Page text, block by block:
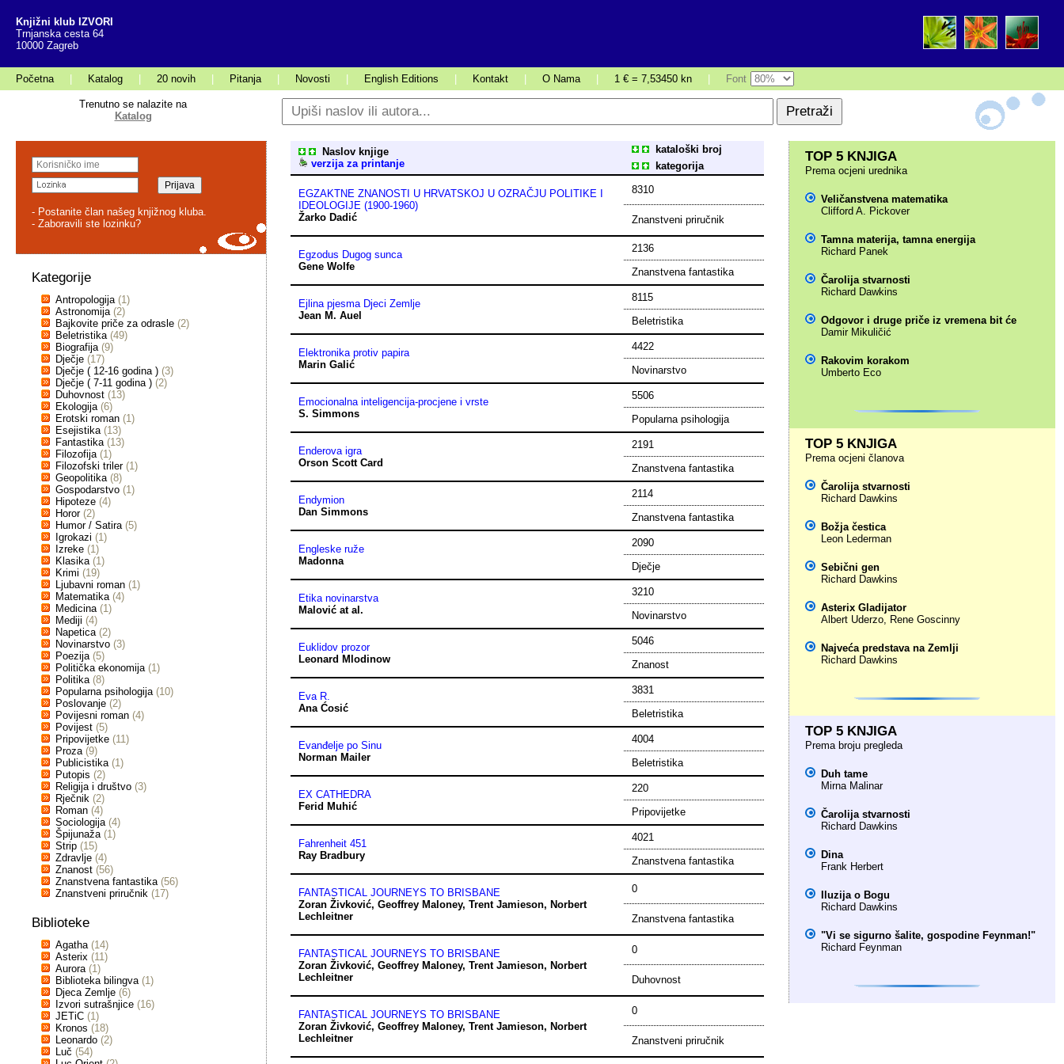
Knjižni klub IZVORI
Trnjanska cesta 64
10000 Zagreb
Početna Katalog 20 novih Pitanja Novosti English Editions Kontakt O Nama 1 € = 7,53450 kn Font
Trenutno se nalazite na
Katalog
- Postanite član našeg knjižnog kluba.
- Zaboravili ste lozinku?
Kategorije
Antropologija (1)
Astronomija (2)
Bajkovite priče za odrasle (2)
Beletristika (49)
Biografija (9)
Dječje (17)
Dječje ( 12-16 godina ) (3)
Dječje ( 7-11 godina ) (2)
Duhovnost (13)
Ekologija (6)
Erotski roman (1)
Esejistika (13)
Fantastika (13)
Filozofija (1)
Filozofski triler (1)
Geopolitika (8)
Gospodarstvo (1)
Hipoteze (4)
Horor (2)
Humor / Satira (5)
Igrokazi (1)
Izreke (1)
Klasika (1)
Krimi (19)
Ljubavni roman (1)
Matematika (4)
Medicina (1)
Mediji (4)
Napetica (2)
Novinarstvo (3)
Poezija (5)
Politička ekonomija (1)
Politika (8)
Popularna psihologija (10)
Poslovanje (2)
Povijesni roman (4)
Povijest (5)
Pripovijetke (11)
Proza (9)
Publicistika (1)
Putopis (2)
Religija i društvo (3)
Rječnik (2)
Roman (4)
Sociologija (4)
Špijunaža (1)
Strip (15)
Zdravlje (4)
Znanost (56)
Znanstvena fantastika (56)
Znanstveni priručnik (17)
Biblioteke
Agatha (14)
Asterix (11)
Aurora (1)
Biblioteka bilingva (1)
Djeca Zemlje (6)
Izvori sutrašnjice (16)
JETiC (1)
Kronos (18)
Leonardo (2)
Luč (54)
Naslov knjige
verzija za printanje
kataloški broj
kategorija
EGZAKTNE ZNANOSTI U HRVATSKOJ U OZRAČJU POLITIKE I
IDEOLOGIJE (1900-1960)
Žarko Dadić
8310
Znanstveni priručnik
Egzodus Dugog sunca
Gene Wolfe
2136
Znanstvena fantastika
Ejlina pjesma Djeci Zemlje
Jean M. Auel
8115
Beletristika
Elektronika protiv papira
Marin Galić
4422
Novinarstvo
Emocionalna inteligencija-procjene i vrste
S. Simmons
5506
Popularna psihologija
Enderova igra
Orson Scott Card
2191
Znanstvena fantastika
Endymion
Dan Simmons
2114
Znanstvena fantastika
Engleske ruže
Madonna
2090
Dječje
Etika novinarstva
Malović at al.
3210
Novinarstvo
Euklidov prozor
Leonard Mlodinow
5046
Znanost
Eva R.
Ana Ćosić
3831
Beletristika
Evanđelje po Sinu
Norman Mailer
4004
Beletristika
EX CATHEDRA
Ferid Muhić
220
Pripovijetke
Fahrenheit 451
Ray Bradbury
4021
Znanstvena fantastika
FANTASTICAL JOURNEYS TO BRISBANE
Zoran Živković,Geoffrey Maloney,Trent Jamieson, Norbert
Lechleitner
0
Znanstvena fantastika
FANTASTICAL JOURNEYS TO BRISBANE
Zoran Živković,Geoffrey Maloney,Trent Jamieson, Norbert
Lechleitner
0
Duhovnost
FANTASTICAL JOURNEYS TO BRISBANE
Zoran Živković,Geoffrey Maloney,Trent Jamieson, Norbert
Lechleitner
0
Znanstveni priručnik
TOP 5 KNJIGA
Prema ocjeni urednika
Veličanstvena matematika
Clifford A. Pickover
Tamna materija, tamna energija
Richard Panek
Čarolija stvarnosti
Richard Dawkins
Odgovor i druge priče iz vremena bit će
Damir Mikuličić
Rakovim korakom
Umberto Eco
TOP 5 KNJIGA
Prema ocjeni članova
Čarolija stvarnosti
Richard Dawkins
Božja čestica
Leon Lederman
Sebični gen
Richard Dawkins
Asterix Gladijator
Albert Uderzo, Rene Goscinny
Najveća predstava na Zemlji
Richard Dawkins
TOP 5 KNJIGA
Prema broju pregleda
Duh tame
Mirna Malinar
Čarolija stvarnosti
Richard Dawkins
Dina
Frank Herbert
Iluzija o Bogu
Richard Dawkins
"Vi se sigurno šalite, gospodine Feynman!"
Richard Feynman